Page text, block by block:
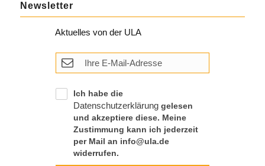
Newsletter
Aktuelles von der ULA
Ich habe die
Datenschutzerklärung gelesen
und akzeptiere diese. Meine
Zustimmung kann ich jederzeit
per Mail an info@ula.de
widerrufen.